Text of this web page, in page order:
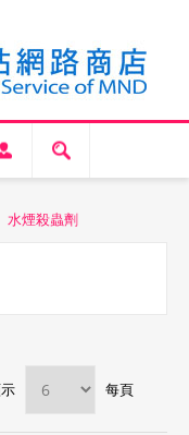
水煙殺蟲劑
每頁